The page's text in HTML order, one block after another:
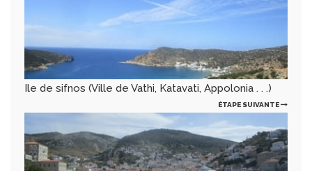
Ile de sifnos (Ville de Vathi, Katavati, Appolonia . . .)
ÉTAPE SUIVANTE